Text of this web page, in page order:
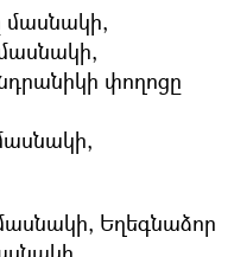
մասնակի,
փողոցը
Եղեգնաձոր